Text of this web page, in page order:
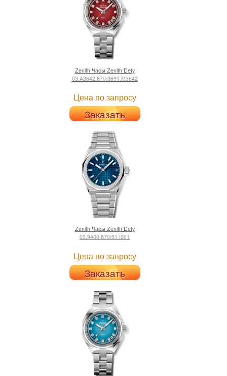
Zenith Часы Zenith Defy
03.A3642.670/3691.M3642
Цена по запросу
Заказать
Zenith Часы Zenith Defy
03.9400.670/51.I001
Цена по запросу
Заказать